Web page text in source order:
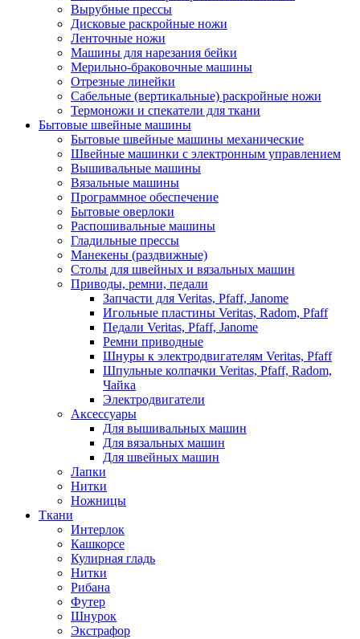
Вырубные прессы
Дисковые раскройные ножи
Ленточные ножи
Машины для нарезания бейки
Мерильно-браковочные машины
Отрезные линейки
Сабельные (вертикальные) раскройные ножи
Термоножи и спекатели для ткани
Бытовые швейные машины
Бытовые швейные машины механические
Швейные машинки с электронным управлением
Вышивальные машины
Вязальные машины
Программное обеспечение
Бытовые оверлоки
Распошивальные машины
Гладильные прессы
Манекены (раздвижные)
Столы для швейных и вязальных машин
Приводы, ремни, педали
Запчасти для Veritas, Pfaff, Janome
Игольные пластины Veritas, Radom, Pfaff
Педали Veritas, Pfaff, Janome
Ремни приводные
Шнуры к электродвигателям Veritas, Pfaff
Шпульные колпачки Veritas, Pfaff, Radom,
Чайка
Электродвигатели
Аксессуары
Для вышивальных машин
Для вязальных машин
Для швейных машин
Лапки
Нитки
Ножницы
Ткани
Интерлок
Кашкорсе
Кулирная гладь
Нитки
Рибана
Футер
Шнурок
Экстрафор